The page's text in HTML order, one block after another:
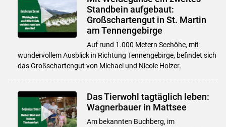
Standbein aufgebaut:
Großschartengut in St. Martin
am Tennengebirge
Auf rund 1.000 Metern Seehöhe, mit
wundervollem Ausblick in Richtung Tennengebirge, befindet sich
das Großschartengut von Michael und Nicole Holzer.
Das Tierwohl tagtäglich leben:
Wagnerbauer in Mattsee
Am bekannten Buchberg, im